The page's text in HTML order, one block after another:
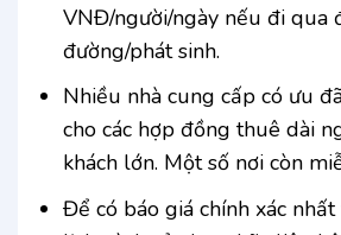
VNĐ/người/ngày nếu đi qua
đường/phát sinh.
Nhiều nhà cung cấp có ưu
cho các hợp đồng thuê dài
khách lớn. Một số nơi còn
Để có báo giá chính xác